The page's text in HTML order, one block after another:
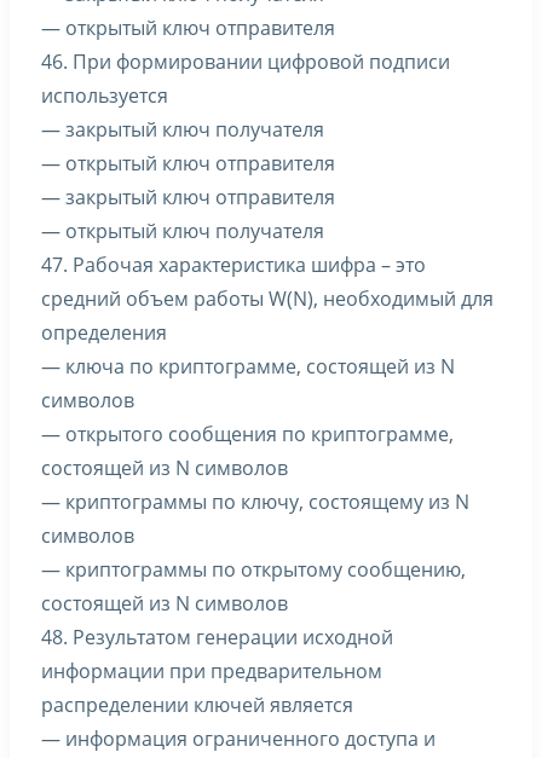
— открытый ключ отправителя
46. При формировании цифровой подписи
используется
— закрытый ключ получателя
— открытый ключ отправителя
— закрытый ключ отправителя
— открытый ключ получателя
47. Рабочая характеристика шифра – это
средний объем работы W(N), необходимый для
определения
— ключа по криптограмме, состоящей из N
символов
— открытого сообщения по криптограмме,
состоящей из N символов
— криптограммы по ключу, состоящему из N
символов
— криптограммы по открытому сообщению,
состоящей из N символов
48. Результатом генерации исходной
информации при предварительном
распределении ключей является
— информация ограниченного доступа и